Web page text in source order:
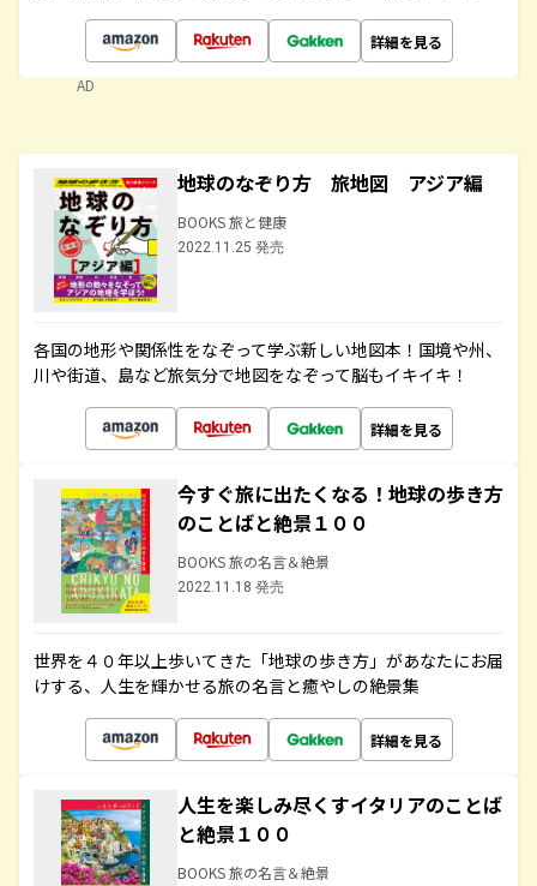
詳細を見る
AD
地球のなぞり方 旅地図 アジア編
BOOKS 旅と健康
2022.11.25 発売
各国の地形や関係性をなぞって学ぶ新しい地図本！国境や州、
川や街道、島など旅気分で地図をなぞって脳もイキイキ！
詳細を見る
今すぐ旅に出たくなる！地球の歩き方
のことばと絶景１００
BOOKS 旅の名言＆絶景
2022.11.18 発売
世界を４０年以上歩いてきた「地球の歩き方」があなたにお届
けする、人生を輝かせる旅の名言と癒やしの絶景集
詳細を見る
人生を楽しみ尽くすイタリアのことば
と絶景１００
BOOKS 旅の名言＆絶景